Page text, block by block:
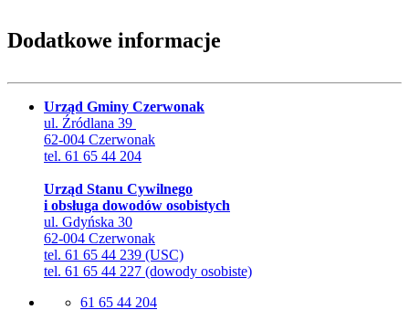
Dodatkowe informacje
Urząd Gminy Czerwonak
ul. Źródlana 39
62-004 Czerwonak
tel. 61 65 44 204
Urząd Stanu Cywilnego
i obsługa dowodów osobistych
ul. Gdyńska 30
62-004 Czerwonak
tel. 61 65 44 239 (USC)
tel. 61 65 44 227 (dowody osobiste)
61 65 44 204